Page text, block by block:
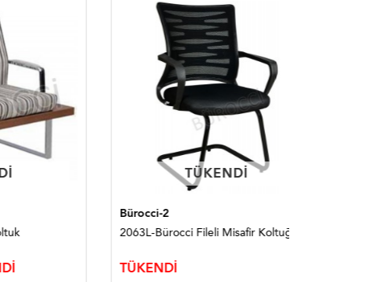
TÜKENDI
TÜKENDI
Bürocci-2
2063L-Bürocci Fileli Misafir Koltuğu
TÜKENDİ